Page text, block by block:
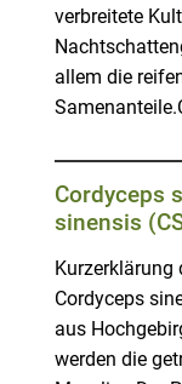
verbreitete
allem die
Cordyceps
sinensis
Cordyceps
aus
werden die